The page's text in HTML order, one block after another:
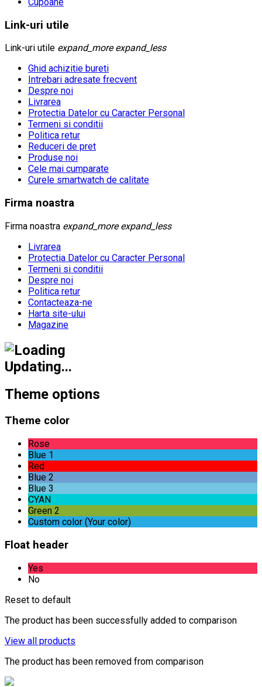
Link-uri utile
Link-uri utile expand_more expand_less
Ghid achizitie bureti
Intrebari adresate frecvent
Despre noi
Livrarea
Protectia Datelor cu Caracter Personal
Termeni si conditii
Politica retur
Reduceri de pret
Produse noi
Cele mai cumparate
Curele smartwatch de calitate
Firma noastra
Firma noastra expand_more expand_less
Livrarea
Protectia Datelor cu Caracter Personal
Termeni si conditii
Despre noi
Politica retur
Contacteaza-ne
Harta site-ului
Magazine
Updating...
Theme options
Theme color
Rose
Blue 1
Red
Blue 2
Blue 3
CYAN
Green 2
Custom color (Your color)
Float header
Yes
No
Reset to default
The product has been successfully added to comparison
View all products
The product has been removed from comparison